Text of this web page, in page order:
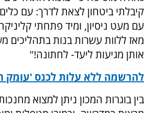
קיבלתי ביטחון לצאת לדרך: עם
עם מעט ניסיון, ומיד פתחתי
מאז ללוות עשרות בנות בתהליכים
אותן מגיעות ליעד- לחתונה!"
להרשמה ללא עלות לכנס 'עומק
בין בוגרות המכון ניתן למצוא